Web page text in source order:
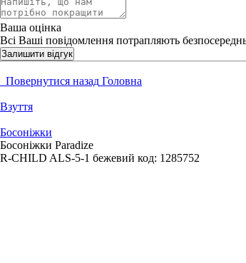
Ваша оцінка
Всі Ваші повідомлення потрапляють
Залишити відгук
Повернутися назад Головна
Взуття
Босоніжки
Босоніжки Paradize
R-CHILD ALS-5-1 бежевий код: 1285752